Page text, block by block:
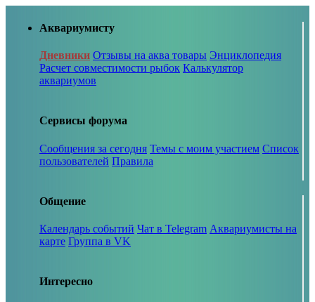
Аквариумисту
Дневники Отзывы на аква товары Энциклопедия
Расчет совместимости рыбок Калькулятор
аквариумов
Сервисы форума
Сообщения за сегодня Темы с моим участием Список
пользователей Правила
Общение
Календарь событий Чат в Telegram Аквариумисты на
карте Группа в VK
Интересно